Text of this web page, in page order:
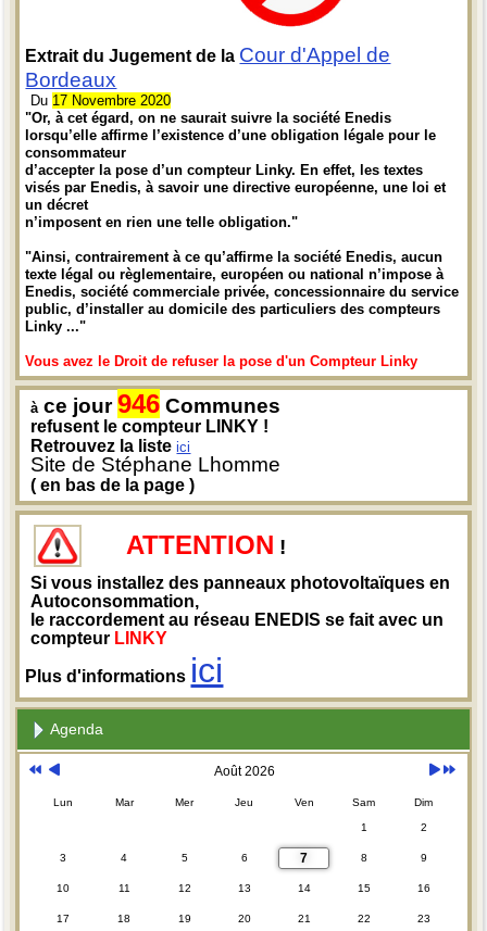
Extrait du Jugement de la Cour d'Appel de
Bordeaux
Du 17 Novembre 2020
"Or, à cet égard, on ne saurait suivre la société Enedis
lorsqu’elle affirme l’existence d’une obligation légale pour le
consommateur
d’accepter la pose d’un compteur Linky. En effet, les textes
visés par Enedis, à savoir une directive européenne, une loi et
un décret
n’imposent en rien une telle obligation."
"Ainsi, contrairement à ce qu’affirme la société Enedis, aucun
texte légal ou règlementaire, européen ou national n’impose à
Enedis, société commerciale privée, concessionnaire du service
public, d’installer au domicile des particuliers des compteurs
Linky ..."
Vous avez le Droit de refuser la pose d'un Compteur Linky
à ce jour946 Communes
refusent le compteur LINKY !
Retrouvez la listeici
Site de Stéphane Lhomme
( en bas de la page )
ATTENTION !
Si vous installez des panneaux photovoltaïques en
Autoconsommation,
le raccordement au réseau ENEDIS se fait avec un
compteur LINKY
Plus d'informations ici
Agenda
Août 2026
Lun Mar Mer Jeu Ven Sam Dim
1 2
3 4 5 6 7 8 9
10 11 12 13 14 15 16
17 18 19 20 21 22 23